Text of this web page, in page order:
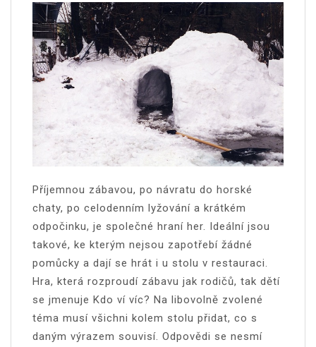
Příjemnou zábavou, po návratu do horské
chaty, po celodenním lyžování a krátkém
odpočinku, je společné hraní her. Ideální jsou
takové, ke kterým nejsou zapotřebí žádné
pomůcky a dají se hrát i u stolu v restauraci.
Hra, která rozproudí zábavu jak rodičů, tak dětí
se jmenuje Kdo ví víc? Na libovolně zvolené
téma musí všichni kolem stolu přidat, co s
daným výrazem souvisí. Odpovědi se nesmí